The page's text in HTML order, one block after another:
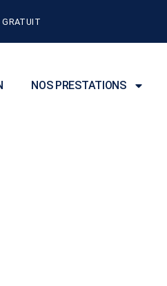
GRATUIT
NOS PRESTATIONS